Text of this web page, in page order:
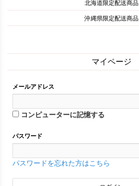
北海道限定配送商品
沖縄県限定配送商品
マイページ
メールアドレス
コンピューターに記憶する
パスワード
パスワードを忘れた方はこちら